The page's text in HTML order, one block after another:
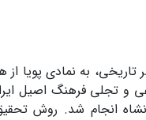
تاریخی، به نمادی
و تجلی فرهنگ
انجام شد. روش